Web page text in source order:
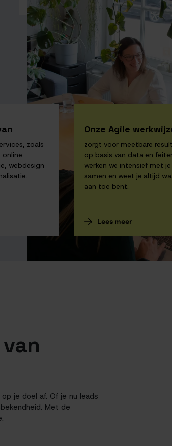
zoals
online
webdesign
Onze Agile
zorgt voor meetbare
op basis van data en
werken we intensief met je
samen en weet je altijd
aan toe bent.
Lees meer
je doel af. Of je nu leads
Met de